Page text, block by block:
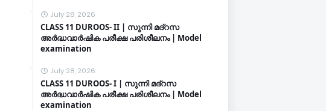
July 28, 2026
CLASS 11 DUROOS- II | സുന്നി മദ്റസ
അർദ്ധവാർഷിക പരീക്ഷ പരിശീലനം | Model
examination
July 28, 2026
CLASS 11 DUROOS- I | സുന്നി മദ്റസ
അർദ്ധവാർഷിക പരീക്ഷ പരിശീലനം | Model
examination